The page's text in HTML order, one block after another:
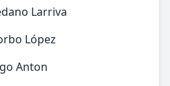
Larriva
López
Anton